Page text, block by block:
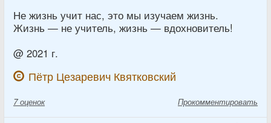
Не жизнь учит нас, это мы изучаем жизнь.
Жизнь — не учитель, жизнь — вдохновитель!
@ 2021 г.
Пётр Цезаревич Квятковский
7 оценок Прокомментировать